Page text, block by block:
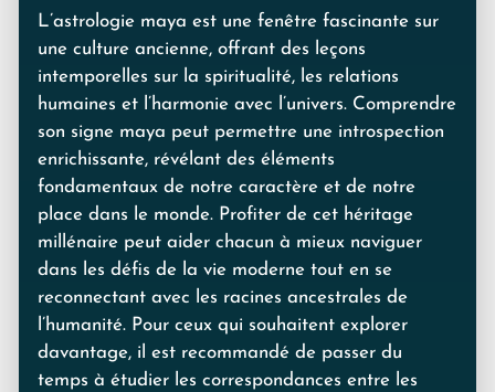
L’astrologie maya est une fenêtre fascinante sur
une culture ancienne, offrant des leçons
intemporelles sur la spiritualité, les relations
humaines et l’harmonie avec l’univers. Comprendre
son signe maya peut permettre une introspection
enrichissante, révélant des éléments
fondamentaux de notre caractère et de notre
place dans le monde. Profiter de cet héritage
millénaire peut aider chacun à mieux naviguer
dans les défis de la vie moderne tout en se
reconnectant avec les racines ancestrales de
l’humanité. Pour ceux qui souhaitent explorer
davantage, il est recommandé de passer du
temps à étudier les correspondances entre les